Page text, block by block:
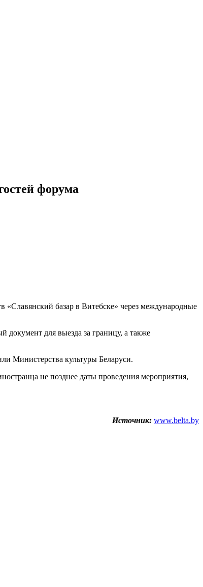
форума
базар в Витебске» через международные
документ для выезда за границу, а также
Министерства культуры Беларуси.
не позднее даты проведения мероприятия,
Источник: www.belta.by